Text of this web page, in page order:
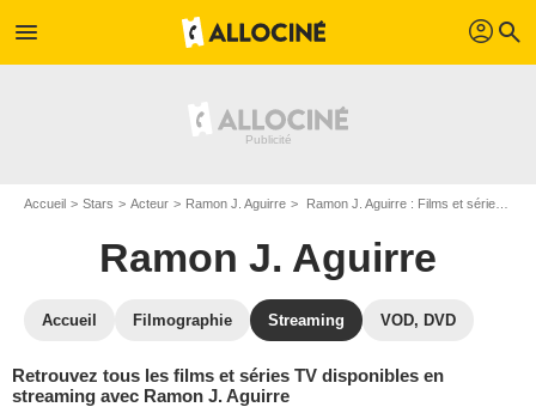
menu profil search
Accueil Stars Acteur Ramon J. Aguirre Ramon J. Aguirre : Films et séries online
Ramon J. Aguirre
Accueil Filmographie Streaming VOD, DVD
Retrouvez tous les films et séries TV disponibles en
streaming avec Ramon J. Aguirre